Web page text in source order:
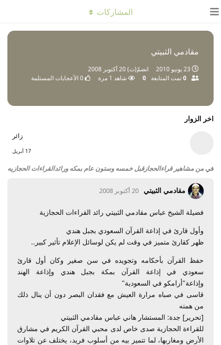
مقادمي الثبيتي
23 يونيو 2010 انضمّ(ت)20 أكتوبر 2008
0تمت المتابعة 0 شاهد 1 مرة 0الأعجابات المستلمة
المشاركات
اخر الزوار
زائر
17 أبريل
في من مشاهير قراءالحجازقبل خمسه وستون عام بمكه ورائدالقراءات الحجازيه
مقادمي الثبيتي 20 أكتوبر 2008
فضيلة الشيخ عباس مقادمي الثبيتي رائد القراءات الحجازية
وأول قارئ في إذاعة القرآن السعودي بجبل هندي
ظهر كقارئ متميز في وقت لم يكن لوسائل الإعلام تأثير كبير..
حفظ القرآن بأحكامه وتجويده في سن صغير وكان أول قارئ
سعودي في إذاعة القرآن بمكة بجبل هندي وإذاعة الهند
وإذاعة"أرامكو في السعودية"
قاسى في صباه مرارة العيش مع فقدان البصر دون أن ينال ذلك
من همته
[تحرير] جدة: المستشار هاني عباس مقادمي الثبيتي
للقراءة الحجازية صدى خاص لدى محبي القرآن الكريم في مشارق
الأرض ومغاربها، لما تتميز بيه من أسلوب فريد، يختلف عن تلاوات